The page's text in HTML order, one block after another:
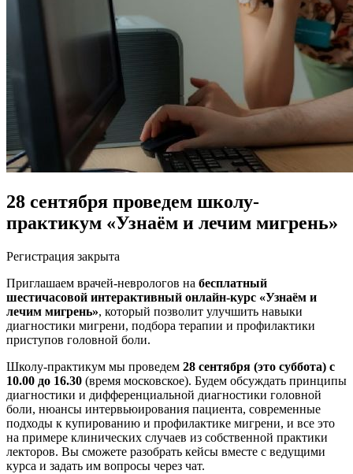
28 сентября проведем школу-
практикум «Узнаём и лечим мигрень»
Регистрация закрыта
Приглашаем врачей-неврологов на бесплатный
шестичасовой интерактивный онлайн-курс «Узнаём и
лечим мигрень», который позволит улучшить навыки
диагностики мигрени, подбора терапии и профилактики
приступов головной боли.
Школу-практикум мы проведем 28 сентября (это суббота) с
10.00 до 16.30 (время московское). Будем обсуждать принципы
диагностики и дифференциальной диагностики головной
боли, нюансы интервьюирования пациента, современные
подходы к купированию и профилактике мигрени, и все это
на примере клинических случаев из собственной практики
лекторов. Вы сможете разобрать кейсы вместе с ведущими
курса и задать им вопросы через чат.